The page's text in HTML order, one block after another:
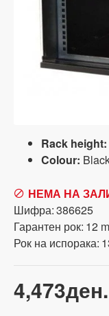
Rack height:
Colour:
4,473ден.
НЕМА НА
Шифра:386625
Гарантен рок: 12
Рок на испорака: